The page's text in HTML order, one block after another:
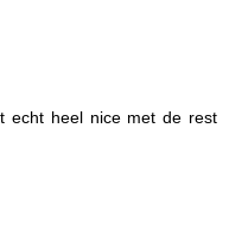
echt heel nice met de rest